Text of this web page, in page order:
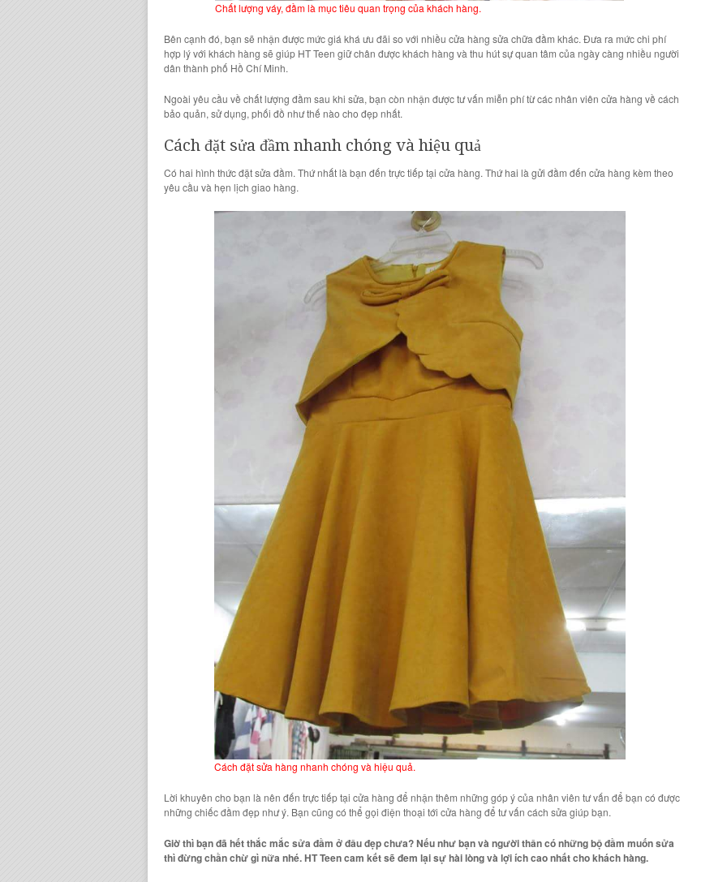
Chất lượng váy, đầm là mục tiêu quan trọng của khách hàng.
Bên cạnh đó, bạn sẽ nhận đượcmức giá khá ưu đãi so với nhiều cửa hàng sửa chữa đầm khác. Đưa ra mức chi phí
hợp lý với khách hàng sẽ giúp HT Teen giữ chân được khách hàng và thu hút sự quan tâm của ngày càng nhiều người
dân thành phố Hồ Chí Minh.
Ngoài yêu cầu về chất lượng đầm sau khi sửa, bạn còn nhận đượctư vấn miễn phítừ các nhân viên cửa hàng về cách
bảo quản, sử dụng, phối đồ như thế nào cho đẹp nhất.
Cách đặt sửa đầm nhanh chóng và hiệu quả
Có hai hình thức đặtsửa đầm. Thứ nhất là bạn đến trực tiếp tại cửa hàng. Thứ hai là gửi đầm đến cửa hàng kèm theo
yêu cầu và hẹn lịch giao hàng.
Cách đặt sửa hàng nhanh chóng và hiệu quả.
Lời khuyên cho bạn là nên đến trực tiếp tại cửa hàng để nhận thêm những góp ý của nhân viên tư vấn để bạn có được
những chiếc đầm đẹpnhư ý. Bạn cũng có thể gọi điện thoại tới cửa hàng để tư vấn cách sửa giúp bạn.
Giờ thì bạn đã hết thắc mắc sửa đầm ở đâu đẹp chưa? Nếu như bạn và người thân có những bộ đầm muốn sửa
thì đừng chần chừ gì nữa nhé. HT Teen cam kết sẽ đem lại sự hài lòng và lợi ích cao nhất cho khách hàng.